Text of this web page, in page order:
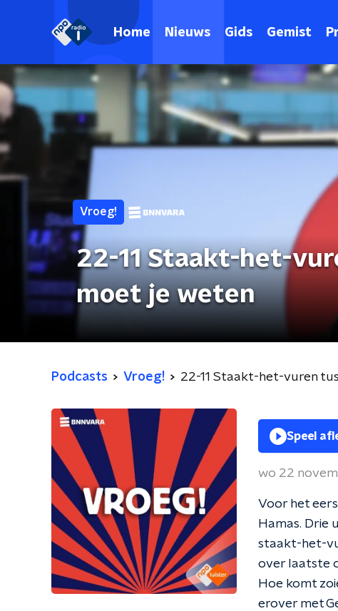
Home Nieuws Gids Gemist
Vroeg!
22-11 Staakt-het-
moet je weten
Podcasts Vroeg! 22-11 Staakt-het-vuren
Speel
wo 22
Voor het
Hamas. Drie
staakt-het-
over laatste
Hoe komt
erover met